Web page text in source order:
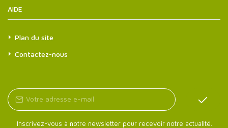
AIDE
Plan du site
Contactez-nous
Inscrivez-vous à notre newsletter pour recevoir notre actualité.